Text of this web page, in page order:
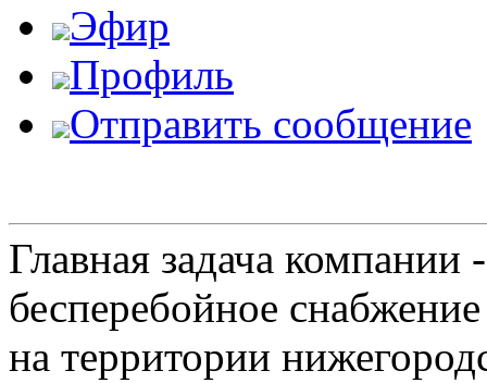
Эфир
Профиль
Отправить сообщение
Главная задача
бесперебойное
на территории